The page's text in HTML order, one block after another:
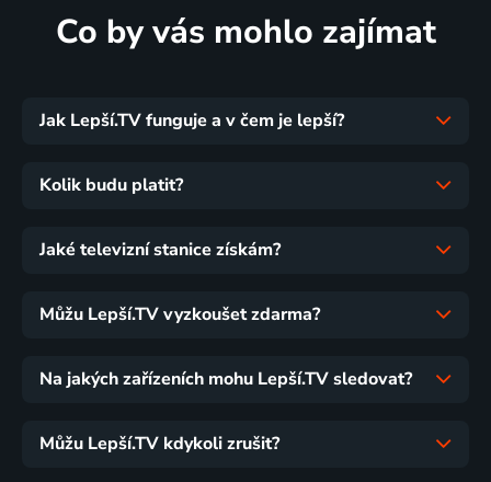
Co by vás mohlo zajímat
Jak Lepší.TV funguje a v čem je lepší?
Kolik budu platit?
Jaké televizní stanice získám?
Můžu Lepší.TV vyzkoušet zdarma?
Na jakých zařízeních mohu Lepší.TV sledovat?
Můžu Lepší.TV kdykoli zrušit?